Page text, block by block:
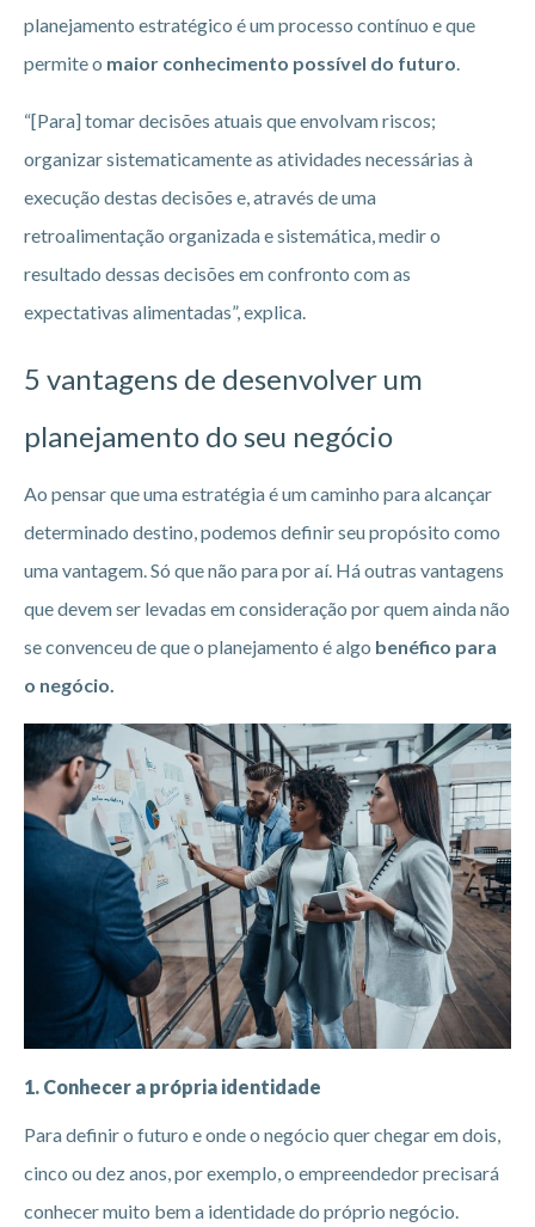
planejamento estratégico é um processo contínuo e que
permite o maior conhecimento possível do futuro.
“[Para] tomar decisões atuais que envolvam riscos;
organizar sistematicamente as atividades necessárias à
execução destas decisões e, através de uma
retroalimentação organizada e sistemática, medir o
resultado dessas decisões em confronto com as
expectativas alimentadas”, explica.
5 vantagens de desenvolver um
planejamento do seu negócio
Ao pensar que uma estratégia é um caminho para alcançar
determinado destino, podemos definir seu propósito como
uma vantagem. Só que não para por aí. Há outras vantagens
que devem ser levadas em consideração por quem ainda não
se convenceu de que o planejamento é algo benéfico para
o negócio.
1. Conhecer a própria identidade
Para definir o futuro e onde o negócio quer chegar em dois,
cinco ou dez anos, por exemplo, o empreendedor precisará
conhecer muito bem a identidade do próprio negócio.